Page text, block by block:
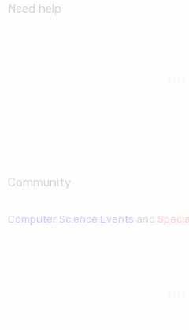
Need help
Community
Computer Science Events and